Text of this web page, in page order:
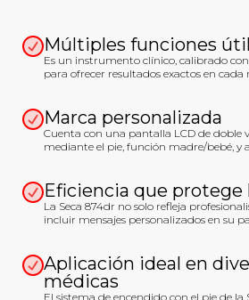
Múltiples funciones
Es un instrumento clínico, calibrado
para ofrecer resultados exactos en cada
Marca personalizada
Cuenta con una pantalla LCD de doble
mediante el pie, función madre/bebé,
Eficiencia que protege
La Seca 874dr no solo refleja
incluir mensajes personalizados en su
Aplicación ideal en
médicas
El sistema de encendido con el pie de la